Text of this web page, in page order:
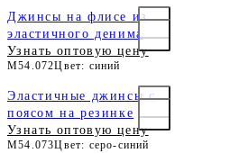
Джинсы на флисе из
эластичного денима
Узнать оптовую цену
M54.072Цвет: синий
Эластичные джинсы с
поясом на резинке
Узнать оптовую цену
M54.073Цвет: серо-синий